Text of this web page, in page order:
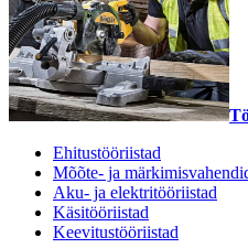
Ehitustööriistad
Mõõte- ja
Aku- ja elektritööriistad
Käsitööriistad
Keevitustööriistad